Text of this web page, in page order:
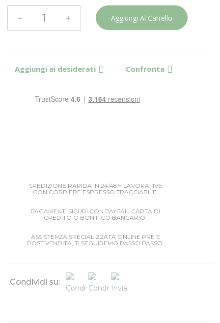
Aggiungi Al Carrello
Aggiungi ai desiderati Confronta
SPEDIZIONE RAPIDA IN 24/48H LAVORATIVE
CON CORRIERE ESPRESSO TRACCIABILE.
PAGAMENTI SICURI CON PAYPAL, CARTA DI
CREDITO O BONIFICO BANCARIO.
ASSISTENZA SPECIALIZZATA ONLINE PRE E
POST VENDITA, TI SEGUIREMO PASSO PASSO.
Condividi su: